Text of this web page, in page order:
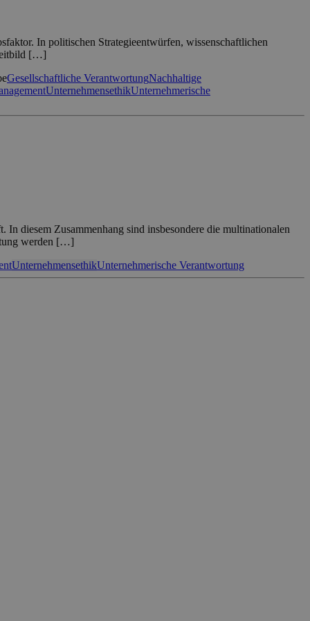
In politischen Strategieentwürfen, wissenschaftlichen
[…]
Gesellschaftliche VerantwortungNachhaltige
UnternehmensethikUnternehmerische
diesem Zusammenhang sind insbesondere die multinationalen
werden […]
UnternehmensethikUnternehmerische Verantwortung